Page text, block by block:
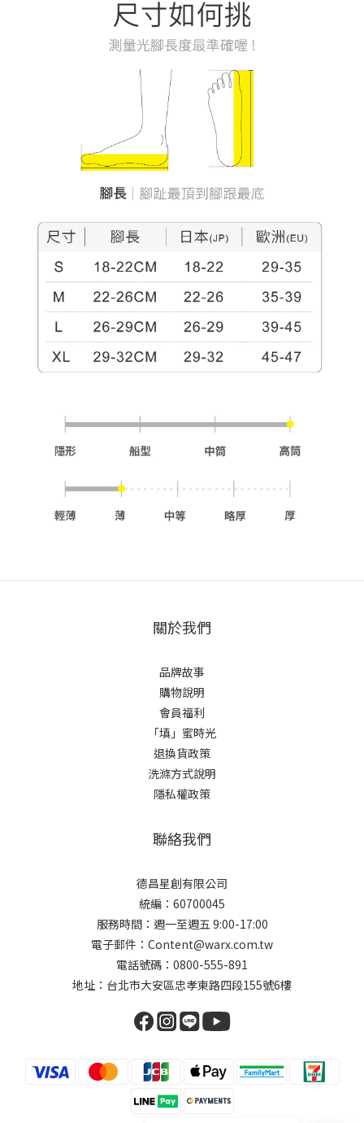
關於我們
品牌故事
購物說明
會員福利
「填」蜜時光
退換貨政策
洗滌方式說明
隱私權政策
聯絡我們
德昌星創有限公司
統編：60700045
服務時間：週一至週五 9:00-17:00
電子郵件：Content@warx.com.tw
電話號碼：0800-555-891
地址：台北市大安區忠孝東路四段155號6樓